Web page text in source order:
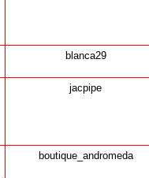
blanca29
jacpipe
boutique_andromeda